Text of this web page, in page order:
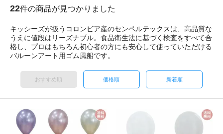
22件の商品が見つかりました
キッシーズが扱うコロンビア産のセンペルテックスは、高品質な
うえに値段はリーズナブル。食品衛生法に基づく検査をすべて合
格し、プロはもちろん初心者の方にも安心して使っていただける
バルーンアート用ゴム風船です。
おすすめ順 価格順 新着順